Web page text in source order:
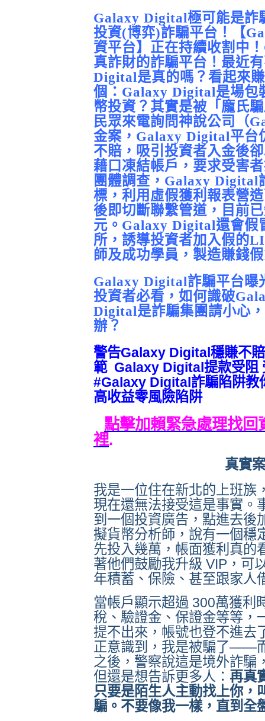
Galaxy Digital極可能是
投資(博弈)詐騙平台！【
資平台】正在持續收割中
真詐財的詐騙平台！最近
Digital是真的嗎？看起來
個：Galaxy Digital是場包
幣投資？其實是被「龐氏
民眾來電詢問神說公司（
金案，Galaxy Digital平台
不賠，吸引投資者入金後
藉口凍結帳戶，要求受害
團體調查，Galaxy Digital
標，利用虛假獲利報表營
後即切斷聯繫管道，目前
元。Galaxy Digital還會假
所，誘導投資者加入假的
師及成功學員，製造賺錢
Galaxy Digital詐騙平台
投資者必看，如何識破
Digital是詐騙集團請小心
辦？
警告Galaxy Digital 穩賺不
範 Galaxy Digital 提款受阻
#Galaxy Digital 詐騙陷阱教
高收益零風險陷阱
點擊加賴緊急處理找回
裡.
真實案例
我是一位住在新北的上班族
現在還無法接受這是事實。
到一個投資廣告，點進去後
擬貨幣分析師，說有一個穩
先投入幾萬，帳面獲利真的
著他們鼓勵我升級 VIP，可
年積蓄、保險、甚至跟家人
當帳戶顯示超過 300萬獲利
稅、驗證金、保證金等等，
提不出來，帳號也登不進去
正意識到，我是被騙了——
之後，警察說這是境外詐騙
但還是想告訴更多人： 再真
只要是陌生人主動找上你，
騙。不要像我一樣，直到全